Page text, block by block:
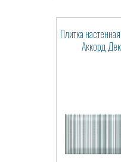
Плитка
Аккорд